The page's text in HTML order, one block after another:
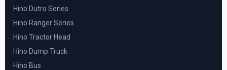
Hino Dutro Series
Hino Ranger Series
Hino Tractor Head
Hino Dump Truck
Hino Bus